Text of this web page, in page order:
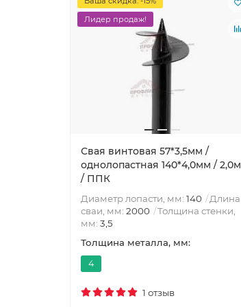
Лидер продаж!
Свая винтовая 57*3,5мм /
однолопастная 140*4,0мм / 2,0м
/ ППК
Диаметр лопасти, мм: 140
Длина
сваи, мм: 2000
Толщина стенки,
мм: 3,5
Толщина металла, мм:
4
1 отзыв